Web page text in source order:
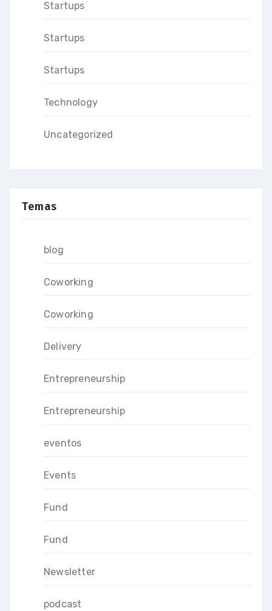
Startups
Startups
Startups
Technology
Uncategorized
Temas
blog
Coworking
Coworking
Delivery
Entrepreneurship
Entrepreneurship
eventos
Events
Fund
Fund
Newsletter
podcast